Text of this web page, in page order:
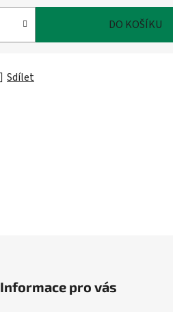
DO KOŠÍKU
Sdílet
Informace pro vás